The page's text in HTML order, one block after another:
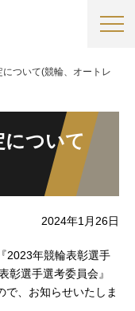
ついて(競輪、オートレ
について
2024年1月26日
2023年競輪表彰選手
彰選手選考委員会』
で、お知らせいたしま